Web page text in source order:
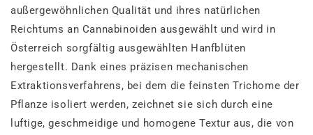
außergewöhnlichen Qualität und ihres natürlichen
Reichtums an Cannabinoiden ausgewählt und wird in
Österreich sorgfältig ausgewählten Hanfblüten
hergestellt. Dank eines präzisen mechanischen
Extraktionsverfahrens, bei dem die feinsten Trichome der
Pflanze isoliert werden, zeichnet sie sich durch eine
luftige, geschmeidige und homogene Textur aus, die von